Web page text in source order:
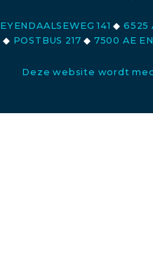
141◆ 6525
◆ POSTBUS 217◆ 7500 AE
Deze website wordt